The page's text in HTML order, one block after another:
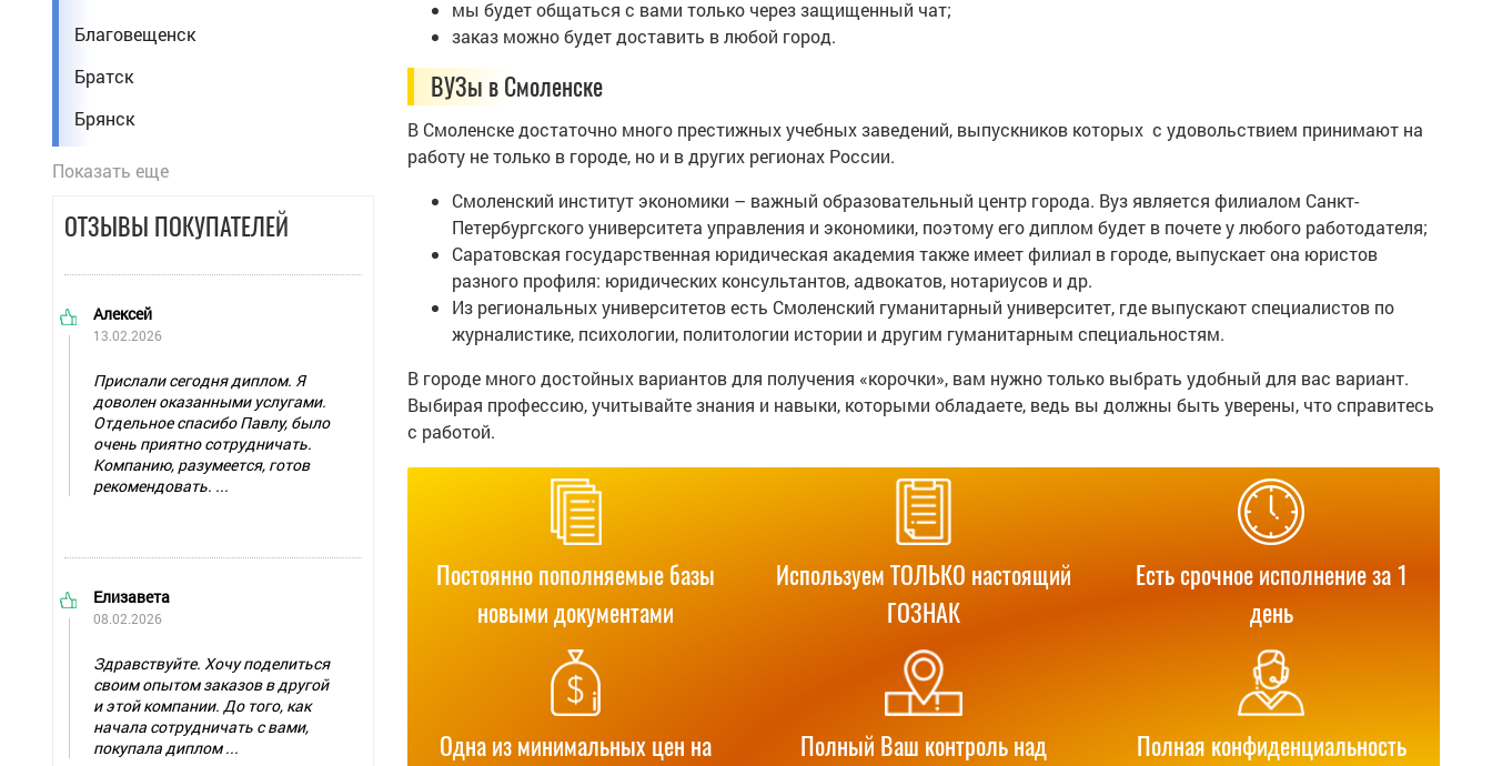
Тренер по фитнесу
Фармацевт
Фельдшер
Экономист
Энергетик
Юрист
Благовещенск
Братск
Брянск
Волжский
Вологда
Воронеж
Грозный
Екатеринбург
Иркутск
Йошкар Ола
Казань
Казахстан
Показать еще
ОТЗЫВЫ ПОКУПАТЕЛЕЙ
Алексей
13.02.2026
Прислали сегодня диплом. Я
доволен оказанными услугами.
Отдельное спасибо Павлу, было
очень приятно сотрудничать.
Компанию, разумеется, готов
рекомендовать. ...
Елизавета
08.02.2026
Здравствуйте. Хочу поделиться
своим опытом заказов в другой
и этой компании. До того, как
начала сотрудничать с вами,
покупала диплом ...
мы будет общаться с вами только через защищенный чат;
заказ можно будет доставить в любой город.
ВУЗы в Смоленске
В Смоленске достаточно много престижных учебных заведений, выпускников которых с удовольствием принимают на
работу не только в городе, но и в других регионах России.
Смоленский институт экономики – важный образовательный центр города. Вуз является филиалом Санкт-
Петербургского университета управления и экономики, поэтому его диплом будет в почете у любого работодателя;
Саратовская государственная юридическая академия также имеет филиал в городе, выпускает она юристов
разного профиля: юридических консультантов, адвокатов, нотариусов и др.
Из региональных университетов есть Смоленский гуманитарный университет, где выпускают специалистов по
журналистике, психологии, политологии истории и другим гуманитарным специальностям.
В городе много достойных вариантов для получения «корочки», вам нужно только выбрать удобный для вас вариант.
Выбирая профессию, учитывайте знания и навыки, которыми обладаете, ведь вы должны быть уверены, что справитесь
с работой.
Постоянно пополняемые базы
новыми документами
Используем ТОЛЬКО настоящий
ГОЗНАК
Есть срочное исполнение за 1
день
Одна из минимальных цен на Полный Ваш контроль над Полная конфиденциальность